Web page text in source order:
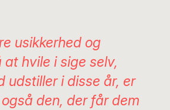
usikkerhed og
hvile i sige selv,
udstiller i disse år, er
den, der får dem